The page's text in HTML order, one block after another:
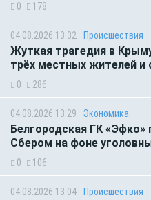
0 178
04.08.2026 13:32 Происшествия
Жуткая трагедия в
трёх местных жителей и
0 286
04.08.2026 13:29 Экономика
Белгородская ГК «Эфко»
Сбером на фоне
0 106
04.08.2026 13:04 Происшествия